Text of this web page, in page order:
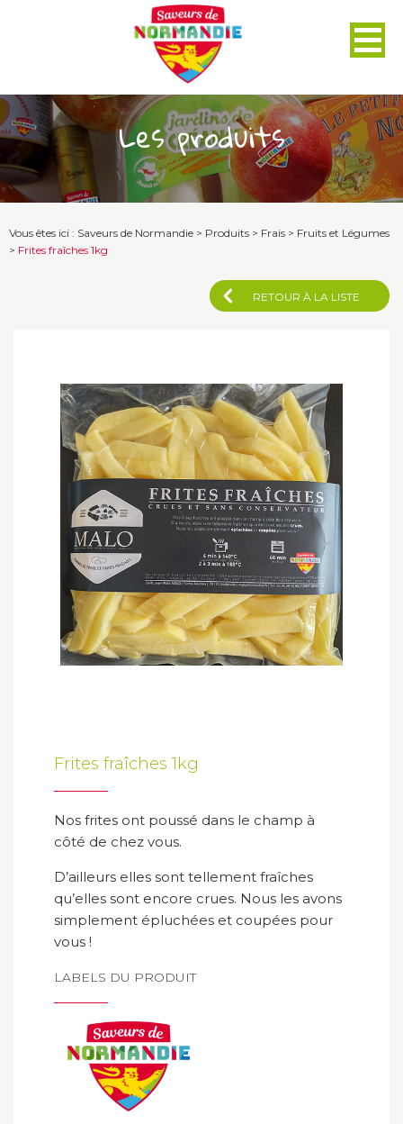
Les produits
Vous êtes ici : Saveurs de Normandie > Produits > Frais > Fruits et Légumes
> Frites fraîches 1kg
RETOUR À LA LISTE
Frites fraîches 1kg
Nos frites ont poussé dans le champ à
côté de chez vous.
D’ailleurs elles sont tellement fraîches
qu’elles sont encore crues. Nous les avons
simplement épluchées et coupées pour
vous !
LABELS DU PRODUIT
Panneau de gestion des cookies